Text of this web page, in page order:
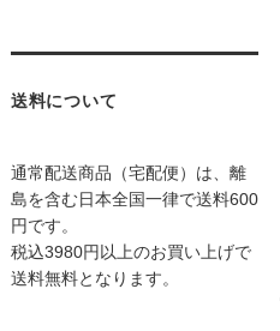
送料について
通常配送商品（宅配便）は、離
島を含む日本全国一律で送料600
円です。
税込3980円以上のお買い上げで
送料無料となります。